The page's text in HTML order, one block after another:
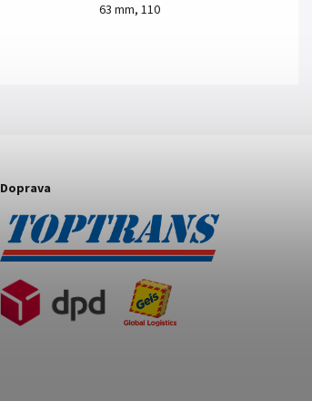
63 mm, 110
Doprava